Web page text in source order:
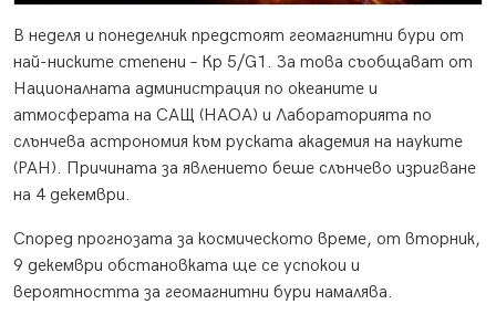
В неделя и понеделник предстоят геомагнитни бури от
най-ниските степени – Кр 5/G1. За това съобщават от
Националната администрация по океаните и
атмосферата на САЩ (НАОА) и Лабораторията по
слънчева астрономия към руската академия на науките
(РАН). Причината за явлението беше слънчево изригване
на 4 декември.
Според прогнозата за космическото време, от вторник,
9 декември обстановката ще се успокои и
вероятността за геомагнитни бури намалява.